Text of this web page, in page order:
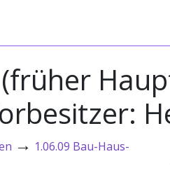
→ 1.06.09 Bau-Haus-